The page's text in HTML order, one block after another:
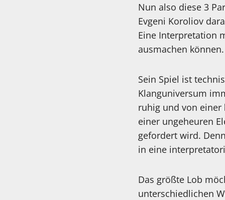
Nun also diese 3
Evgeni Koroliov
Eine Interpretation
ausmachen
Sein Spiel ist
Klanguniversum
ruhig und von einer
einer ungeheuren
gefordert wird.
in eine
Das größte Lob
unterschiedlichen